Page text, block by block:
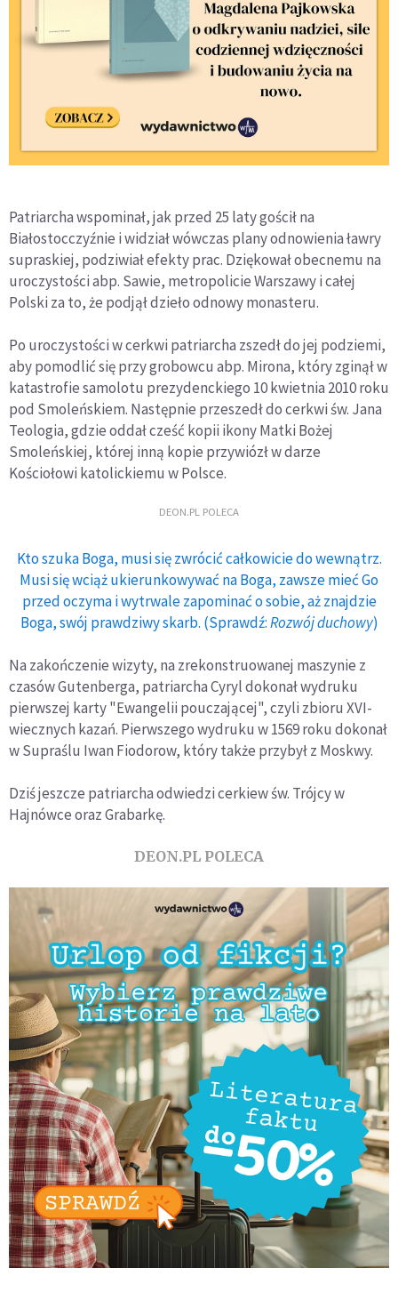
Patriarcha wspominał, jak przed 25 laty gościł na
Białostocczyźnie i widział wówczas plany odnowienia ławry
supraskiej, podziwiał efekty prac. Dziękował obecnemu na
uroczystości abp. Sawie, metropolicie Warszawy i całej
Polski za to, że podjął dzieło odnowy monasteru.
Po uroczystości w cerkwi patriarcha zszedł do jej podziemi,
aby pomodlić się przy grobowcu abp. Mirona, który zginął w
katastrofie samolotu prezydenckiego 10 kwietnia 2010 roku
pod Smoleńskiem. Następnie przeszedł do cerkwi św. Jana
Teologia, gdzie oddał cześć kopii ikony Matki Bożej
Smoleńskiej, której inną kopie przywiózł w darze
Kościołowi katolickiemu w Polsce.
DEON.PL POLECA
Kto szuka Boga, musi się zwrócić całkowicie do wewnątrz.
Musi się wciąż ukierunkowywać na Boga, zawsze mieć Go
przed oczyma i wytrwale zapominać o sobie, aż znajdzie
Boga, swój prawdziwy skarb. (Sprawdź:Rozwój duchowy)
Na zakończenie wizyty, na zrekonstruowanej maszynie z
czasów Gutenberga, patriarcha Cyryl dokonał wydruku
pierwszej karty "Ewangelii pouczającej", czyli zbioru XVI-
wiecznych kazań. Pierwszego wydruku w 1569 roku dokonał
w Supraślu Iwan Fiodorow, który także przybył z Moskwy.
Dziś jeszcze patriarcha odwiedzi cerkiew św. Trójcy w
Hajnówce oraz Grabarkę.
DEON.PL POLECA